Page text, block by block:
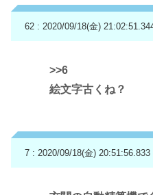
62 : 2020/09/18(金)
>>6
絵文字古くね？
7 : 2020/09/18(金) 20:51:56.833